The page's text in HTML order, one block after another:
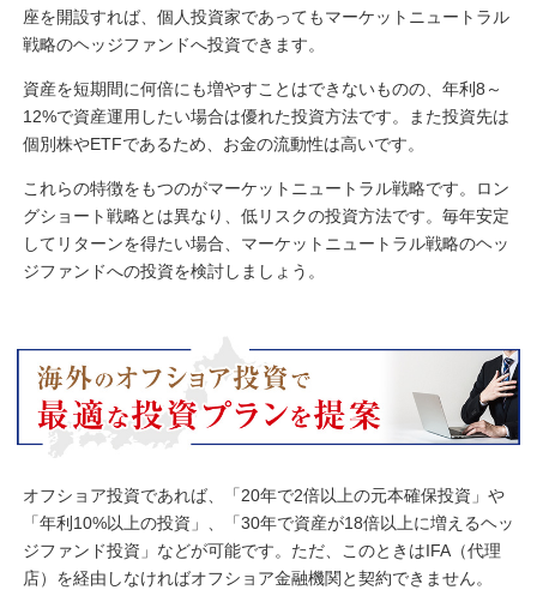
座を開設すれば、個人投資家であってもマーケットニュートラル
戦略のヘッジファンドへ投資できます。
資産を短期間に何倍にも増やすことはできないものの、年利8～
12%で資産運用したい場合は優れた投資方法です。また投資先は
個別株やETFであるため、お金の流動性は高いです。
これらの特徴をもつのがマーケットニュートラル戦略です。ロン
グショート戦略とは異なり、低リスクの投資方法です。毎年安定
してリターンを得たい場合、マーケットニュートラル戦略のヘッ
ジファンドへの投資を検討しましょう。
オフショア投資であれば、「20年で2倍以上の元本確保投資」や
「年利10%以上の投資」、「30年で資産が18倍以上に増えるヘッ
ジファンド投資」などが可能です。ただ、このときはIFA（代理
店）を経由しなければオフショア金融機関と契約できません。